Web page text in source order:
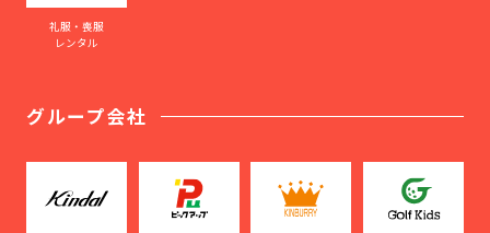
礼服・喪服
レンタル
グループ会社